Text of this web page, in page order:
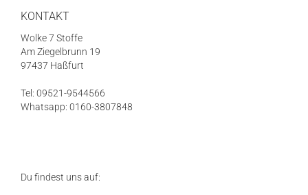
KONTAKT
Wolke 7 Stoffe
Am Ziegelbrunn 19
97437 Haßfurt
Tel: 09521-9544566
Whatsapp: 0160-3807848
Du findest uns auf: